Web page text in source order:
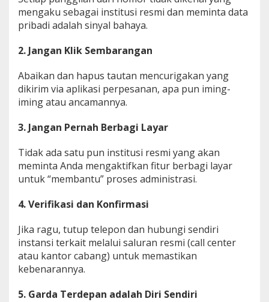
mengaku sebagai institusi resmi dan meminta data
pribadi adalah sinyal bahaya.
2. Jangan Klik Sembarangan
Abaikan dan hapus tautan mencurigakan yang
dikirim via aplikasi perpesanan, apa pun iming-
iming atau ancamannya.
3. Jangan Pernah Berbagi Layar
Tidak ada satu pun institusi resmi yang akan
meminta Anda mengaktifkan fitur berbagi layar
untuk “membantu” proses administrasi.
4. Verifikasi dan Konfirmasi
Jika ragu, tutup telepon dan hubungi sendiri
instansi terkait melalui saluran resmi (call center
atau kantor cabang) untuk memastikan
kebenarannya.
5. Garda Terdepan adalah Diri Sendiri